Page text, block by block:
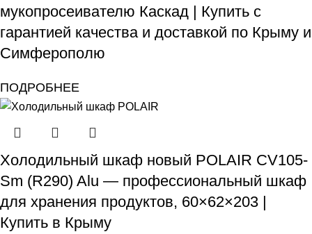
мукопросеивателю Каскад | Купить с
гарантией качества и доставкой по Крыму и
Симферополю
ПОДРОБНЕЕ
Холодильный шкаф новый POLAIR CV105-
Sm (R290) Alu — профессиональный шкаф
для хранения продуктов, 60×62×203 |
Купить в Крыму